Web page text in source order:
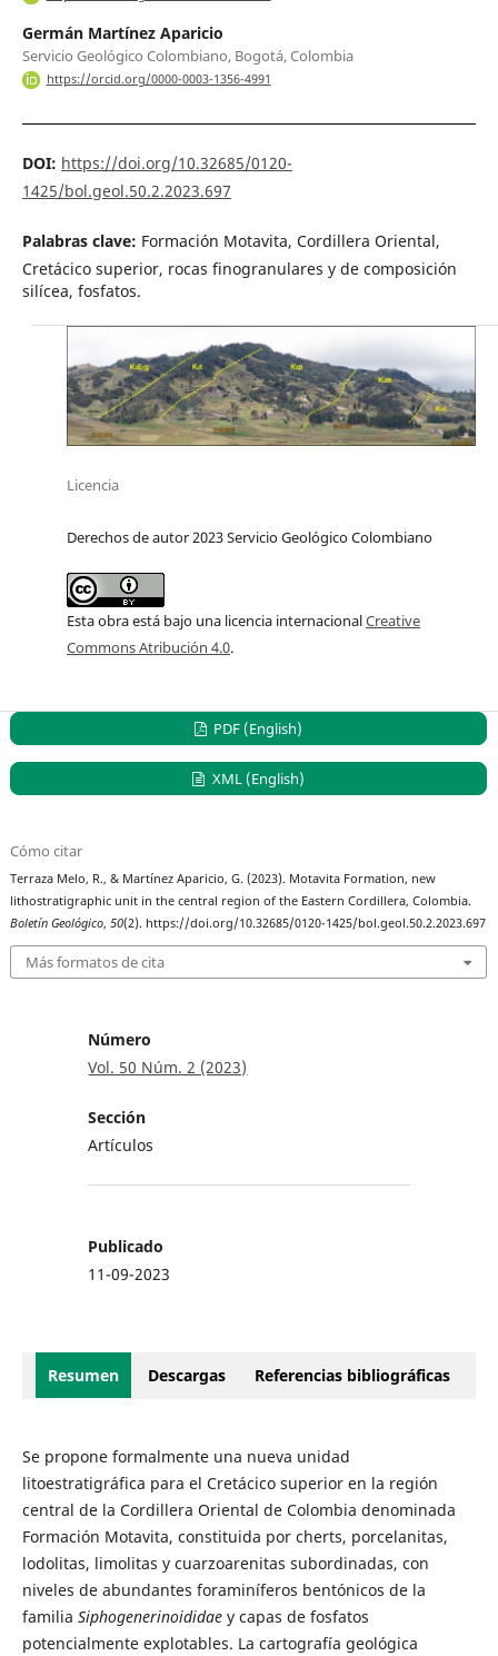
Germán Martínez Aparicio
Servicio Geológico Colombiano, Bogotá, Colombia
https://orcid.org/0000-0003-1356-4991
DOI: https://doi.org/10.32685/0120-
1425/bol.geol.50.2.2023.697
Palabras clave: Formación Motavita, Cordillera Oriental,
Cretácico superior, rocas finogranulares y de composición
silícea, fosfatos.
Licencia
Derechos de autor 2023 Servicio Geológico Colombiano
Esta obra está bajo una licencia internacionalCreative
Commons Atribución 4.0.
PDF (English)
XML (English)
Cómo citar
Terraza Melo, R., & Martínez Aparicio, G. (2023). Motavita Formation, new
lithostratigraphic unit in the central region of the Eastern Cordillera, Colombia.
Boletín Geológico,50(2). https://doi.org/10.32685/0120-1425/bol.geol.50.2.2023.697
Más formatos de cita
Número
Vol. 50 Núm. 2 (2023)
Sección
Artículos
Publicado
11-09-2023
Resumen Descargas Referencias bibliográficas
Se propone formalmente una nueva unidad
litoestratigráfica para el Cretácico superior en la región
central de la Cordillera Oriental de Colombia denominada
Formación Motavita, constituida por cherts, porcelanitas,
lodolitas, limolitas y cuarzoarenitas subordinadas, con
niveles de abundantes foraminíferos bentónicos de la
familia Siphogenerinoididaey capas de fosfatos
potencialmente explotables. La cartografía geológica